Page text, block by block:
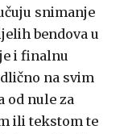
snimanje
bendova u
i finalnu
na svim
od nule za
ili tekstom te